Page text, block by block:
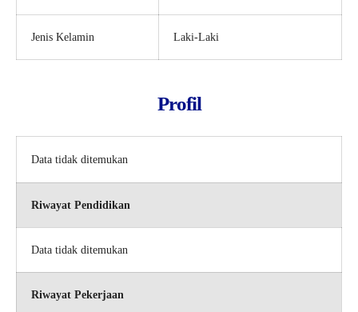
Jenis Kelamin Laki-Laki
Profil
Data tidak ditemukan
Riwayat Pendidikan
Data tidak ditemukan
Riwayat Pekerjaan